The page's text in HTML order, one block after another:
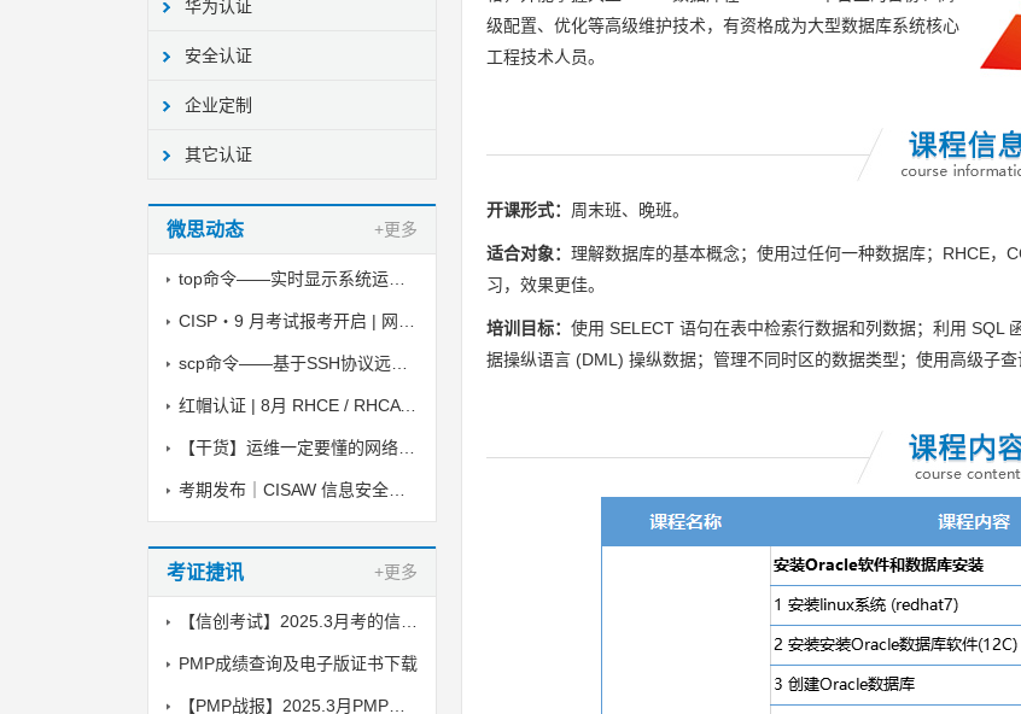
华为认证
安全认证
企业定制
其它认证
微思动态 +更多
红帽认证 | 8月 RHCE / RHCA 考试时间
考证捷讯 +更多
PMP成绩查询及电子版证书下载
级配置、优化等高级维护技术，有资格成为大型数据库系统核心
工程技术人员。
开课形式： 周末班、晚班。
适合对象： 理解数据库的基本概念；使用过任何一种数据库；RHCE，
习，效果更佳。
培训目标： 使用 SELECT 语句在表中检索行数据和列数据；利用 SQL
据操纵语言 (DML) 操纵数据；管理不同时区的数据类型；使用高级子查